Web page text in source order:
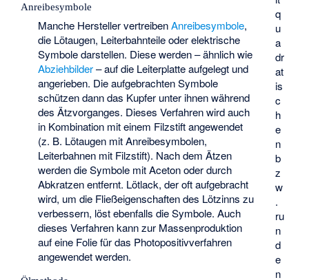
q
u
a
dr
at
is
c
h
e
n
b
z
w
.
ru
n
d
e
n
Anreibesymbole
Manche Hersteller vertreibenAnreibesymbole,
die Lötaugen, Leiterbahnteile oder elektrische
Symbole darstellen. Diese werden – ähnlich wie
Abziehbilder– auf die Leiterplatte aufgelegt und
angerieben. Die aufgebrachten Symbole
schützen dann das Kupfer unter ihnen während
des Ätzvorganges. Dieses Verfahren wird auch
in Kombination mit einem Filzstift angewendet
(z. B. Lötaugen mit Anreibesymbolen,
Leiterbahnen mit Filzstift). Nach dem Ätzen
werden die Symbole mit Aceton oder durch
Abkratzen entfernt. Lötlack, der oft aufgebracht
wird, um die Fließeigenschaften des Lötzinns zu
verbessern, löst ebenfalls die Symbole. Auch
dieses Verfahren kann zur Massenproduktion
auf eine Folie für das Photopositivverfahren
angewendet werden.